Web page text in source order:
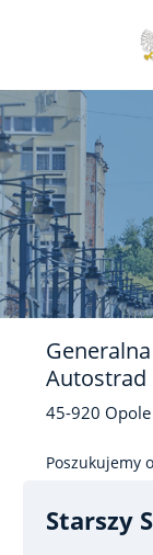
Autostrad
45-920 Opole
Poszukujemy
Starszy